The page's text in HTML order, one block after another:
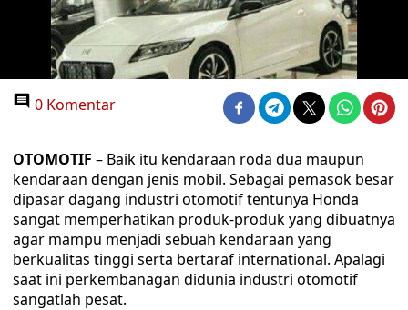
0 Komentar
OTOMOTIF – Baik itu kendaraan roda dua maupun
kendaraan dengan jenis mobil. Sebagai pemasok besar
dipasar dagang industri otomotif tentunya Honda
sangat memperhatikan produk-produk yang dibuatnya
agar mampu menjadi sebuah kendaraan yang
berkualitas tinggi serta bertaraf international. Apalagi
saat ini perkembanagan didunia industri otomotif
sangatlah pesat.